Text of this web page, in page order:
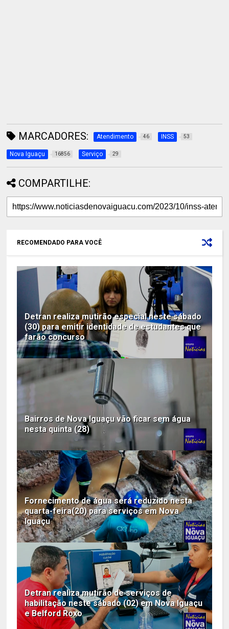
MARCADORES: Atendimento 46 INSS 53
Nova Iguaçu 16856 Serviço 29
COMPARTILHE:
RECOMENDADO PARA VOCÊ
Detran realiza mutirão especial neste sábado
(30) para emitir identidade de estudantes que
farão concurso
Bairros de Nova Iguaçu vão ficar sem água
nesta quinta (28)
Fornecimento de água será reduzido nesta
quarta-feira(20) para serviços em Nova
Iguaçu
Detran realiza mutirão de serviços de
habilitação neste sábado (02) em Nova Iguaçu
e Belford Roxo